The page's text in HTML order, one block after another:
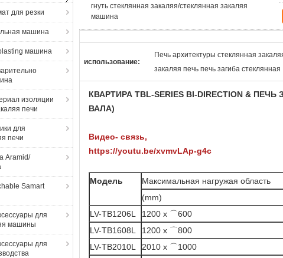
для резки
машина
машина
изоляции
печи
для
печи
Aramid/
Samart
для
машины
для
гнуть стеклянная закаляя/стеклянная закаляя
машина
использование:
Печь архитектуры стеклянная
закаляя печь печь загиба стеклянная
КВАРТИРА TBL-SERIES BI-DIRECTION &
ВАЛА)
Видео- связь,
https://youtu.be/xvmvLAp-g4c
Модель Максимальная нагружая область
(mm)
LV-TB1206L
1200 x ⌒600
LV-TB1608L
1200 x ⌒800
LV-TB2010L
2010 x ⌒1000